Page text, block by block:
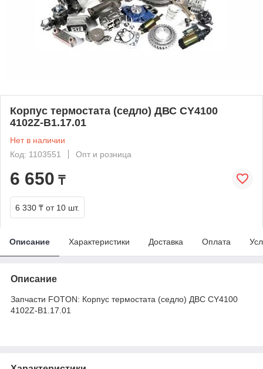
Корпус термостата (седло) ДВС CY4100
4102Z-B1.17.01
Нет в наличии
Код: 1103551
Опт и розница
6 650 ₸
6 330 ₸ от 10 шт.
Описание Характеристики Доставка Оплата
Описание
Запчасти FOTON: Корпус термостата (седло) ДВС CY4100
4102Z-B1.17.01